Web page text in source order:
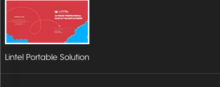
Lintel Portable Solution